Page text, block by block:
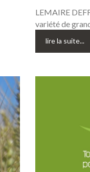
LEMAIRE
variété de
lire la suite...